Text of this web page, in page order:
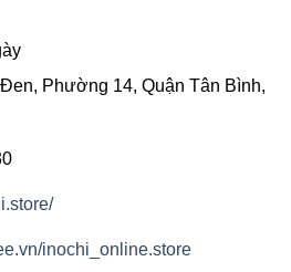
Phường 14, Quận Tân Bình,
inochi_online.store